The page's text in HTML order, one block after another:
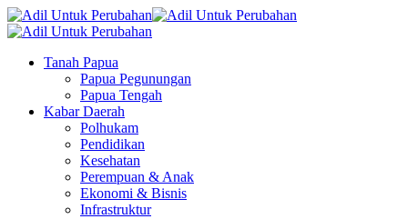
Tanah Papua
Papua Pegunungan
Papua Tengah
Kabar Daerah
Polhukam
Pendidikan
Kesehatan
Perempuan & Anak
Ekonomi & Bisnis
Infrastruktur